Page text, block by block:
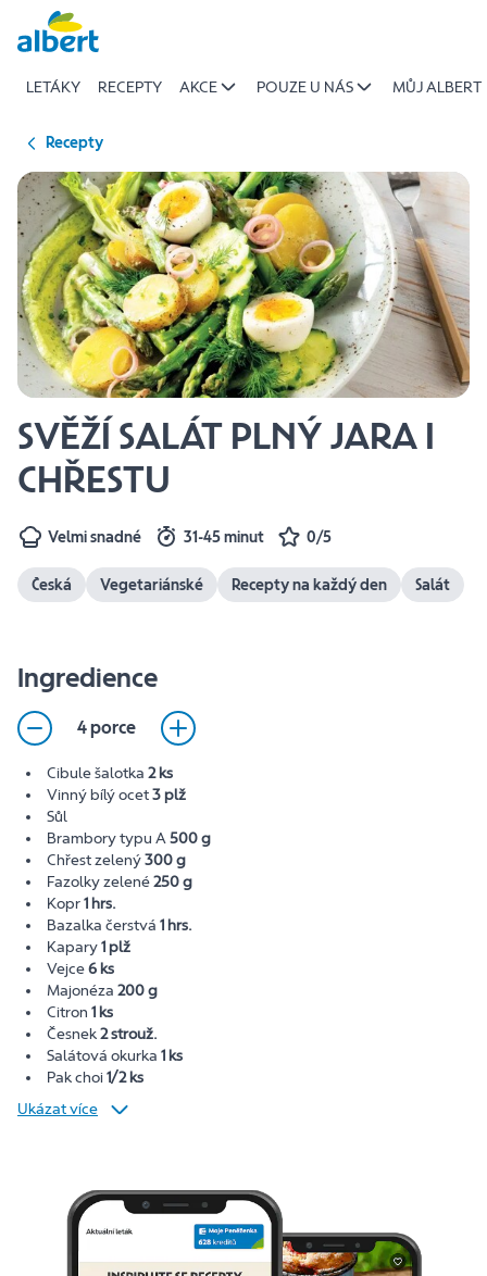
Přeskočit
LETÁKY RECEPTY AKCE POUZE U NÁS MŮJ ALBERT
Recepty
SVĚŽÍ SALÁT PLNÝ JARA I
CHŘESTU
Velmi snadné 31-45 minut 0/5
Česká Vegetariánské Recepty na každý den Salát
Ingredience
4 porce
Cibule šalotka 2 ks
Vinný bílý ocet3 plž
Sůl
Brambory typu A500 g
Chřest zelený300 g
Fazolky zelené250 g
Kopr1 hrs.
Bazalka čerstvá 1 hrs.
Kapary1 plž
Vejce6 ks
Majonéza 200 g
Citron 1 ks
Česnek2 strouž.
Salátová okurka 1 ks
Pak choi 1/2 ks
Ukázat více